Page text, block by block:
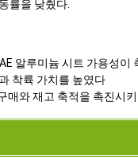
률을 낮췄다.
알루미늄 시트 가용성이
착륙 가치를 높였다
매와 재고 축적을 촉진시키